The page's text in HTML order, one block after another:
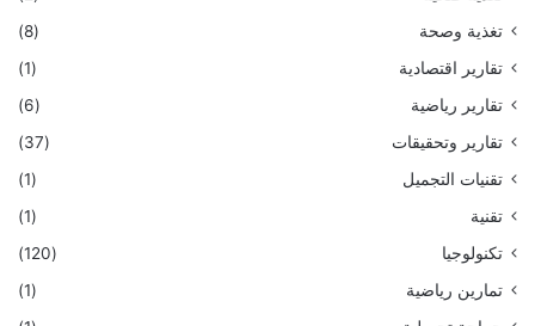
تغذية وصحة
(8)
تقارير اقتصادية
(1)
تقارير رياضية
(6)
تقارير وتحقيقات
(37)
تقنيات التجميل
(1)
تقنية
(1)
تكنولوجيا
(120)
تمارين رياضية
(1)